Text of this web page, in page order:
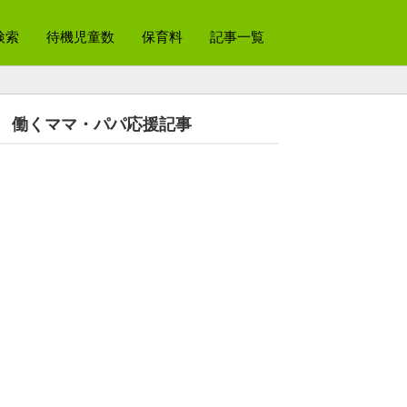
索 待機児童数 保育料 記事一覧
働くママ・パパ応援記事